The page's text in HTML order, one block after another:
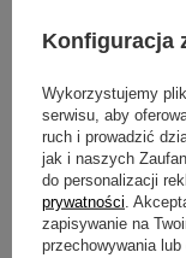
Zadaj pytanie a my
niezwłocznie,
odpowiedzi
Konfiguracja
Wykorzystujemy
serwisu, aby
ruch i prowadzić
jak i naszych
do personalizacji
prywatności .
zapisywanie na
przechowywania